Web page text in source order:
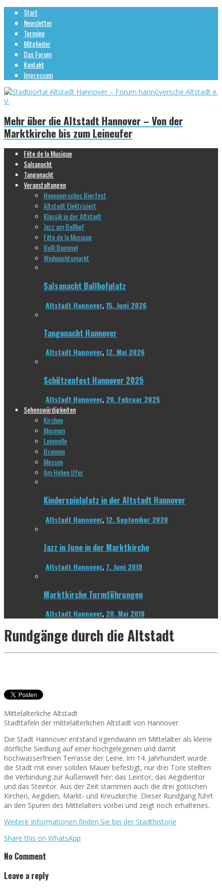
Start
Newsletter
Termine
Mitglieder
Das Forum
Kontakt
Impressum
Mehr über die Altstadt Hannover – Von der
Marktkirche bis zum Leineufer
Fête de la Musique
Salsanacht
Tangonacht
Veranstaltungen
Hannoversches Bierfest
Altstadt Elektrisiert
Klassik in der Altstadt
Jazz am Ballhof
Fête de la Musique
Bulli Bummel
Weihnachtsmarkt
Salsanacht Ballhofplatz
Altstadt Hannover,15. Juni 2026
Tangonacht Hannover
Altstadt Hannover,12. Mai 2026
Schützenfest Hannover 2025
Altstadt Hannover, 20. Februar 2025
Sehenswürdigkeiten
Kirchen
Museum
Leinwelle
Brunnen
Messen
Am Hohen Ufer
Kinderspielplatz in der Altstadt Hannover
Altstadt Hannover,12. September 2020
Jazz in June in der Marktkirche
Altstadt Hannover, 7. Juni 2019
Marktkirche Turmführungen
Altstadt Hannover, 20. Mai 2018
Rundgänge durch die Altstadt
Mittelalterliche Altstadt
Stadttafeln der mittelalterlichen Altstadt von Hannover
Die Stadt Hannover entstand irgendwann im Mittelalter als kleine
dörfliche Siedlung auf einer hochgelegenen und damit
hochwasserfreien Terrasse der Leine. Im 14. Jahrhundert wurde
die Stadt mit einer soliden Mauer befestigt, nur drei Tore stellten
die Verbindung zur Außenwelt her: das Leintor, das Aegidientor
und das Steintor. Aus der Zeit stammen auch die drei gotischen
Kirchen, Aegidien, Markt- und Kreuzkirche. Dieser Rundgang führt
an den Spuren des Mittelalters vorbei und zeigt noch erhaltenes.
Weitere Informationen finden Sie bei der Stadthistorie
Share this on WhatsApp
No Comment
Leave a reply